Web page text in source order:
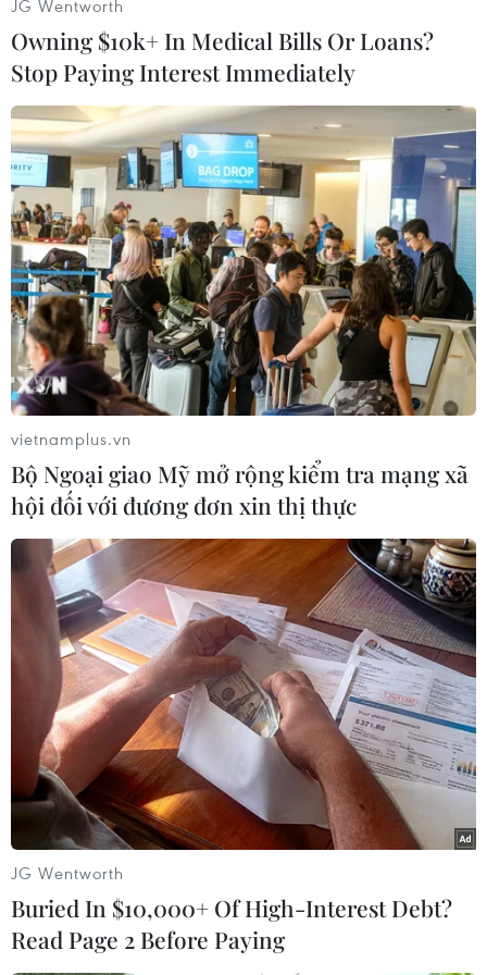
#Nam Định #Bơm dầu #Cửa biển
#Thuyền viên
Nam Định
Ninh Bình Myanmar
Theo dõi VietnamPlus
TIN CÙNG CHUYÊN MỤC
Khởi tố đối tượng giả danh Công an,
lừa đảo "chạy án" tại Đắk Lắk
06/08/2026 15:07
Cảnh sát khám xét nơi ở của Huấn
"Hoa Hồng"
06/08/2026 15:04
JG Wentworth
Owning $10k+ In Medical Bills Or Loans?
Stop Paying Interest Immediately
vietnamplus.vn
Bộ Ngoại giao Mỹ mở rộng kiểm tra mạng xã
hội đối với đương đơn xin thị thực
JG Wentworth
Buried In $10,000+ Of High-Interest Debt?
Read Page 2 Before Paying